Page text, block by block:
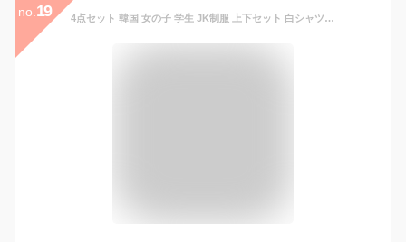
no. 19 4点セット 韓国 女の子 学生 JK制服 上下セット 白シャツ 制服 ニットベスト プリーツスカート 制服 長袖 ライン入り ニットベスト ネクタイ 女子高校生 高校生 中学生 学生服 スクール コスプレ衣装 コスチューム 仮装 おしゃれ